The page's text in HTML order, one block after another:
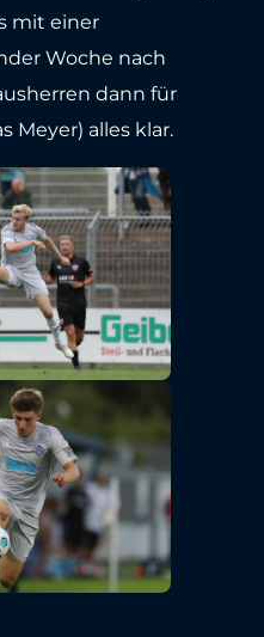
mit einer
Woche nach
dann für
Meyer) alles klar.